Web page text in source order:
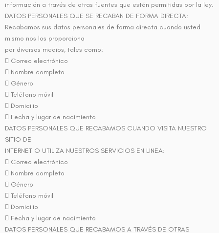
información a través de otras fuentes que están permitidas por la ley.
DATOS PERSONALES QUE SE RECABAN DE FORMA DIRECTA:
Recabamos sus datos personales de forma directa cuando usted
mismo nos los proporciona
por diversos medios, tales como:
 Correo electrónico
 Nombre completo
 Género
 Teléfono móvil
 Domicilio
 Fecha y lugar de nacimiento
DATOS PERSONALES QUE RECABAMOS CUANDO VISITA NUESTRO
SITIO DE
INTERNET O UTILIZA NUESTROS SERVICIOS EN LINEA:
 Correo electrónico
 Nombre completo
 Género
 Teléfono móvil
 Domicilio
 Fecha y lugar de nacimiento
DATOS PERSONALES QUE RECABAMOS A TRAVÉS DE OTRAS